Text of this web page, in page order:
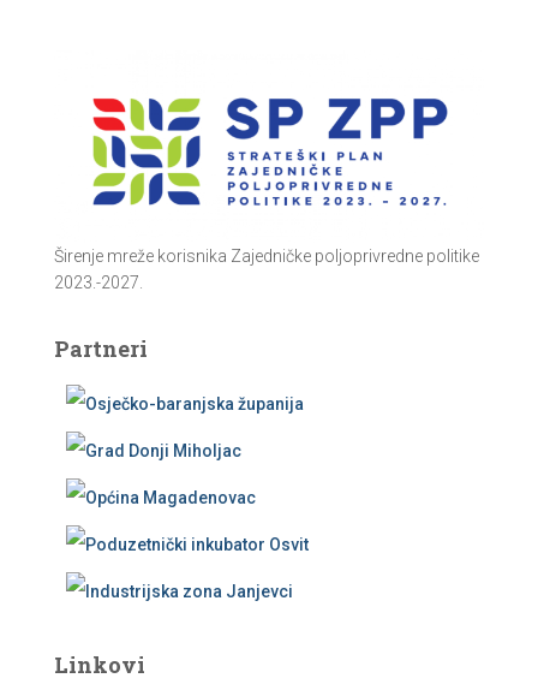
Širenje mreže korisnika Zajedničke poljoprivredne politike
2023.-2027.
Partneri
Linkovi